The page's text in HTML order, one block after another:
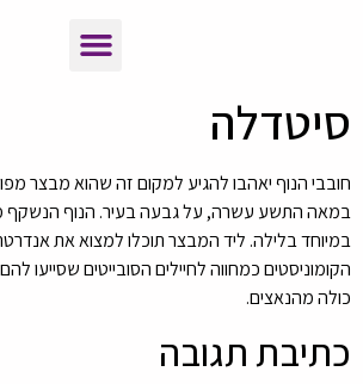
סיטדלה
חובבי הנוף יאהבו להגיע למקום זה שהוא מבצר
במאה התשע עשרה, על גבעה בעיר. הנוף הנשקף
במיוחד בלילה. ליד המבצר תוכלו למצוא את
הקומוניסטים כמחווה לחיילים הסובייטים שסייעו
כולה מהנאצים.
כתיבת תגובה